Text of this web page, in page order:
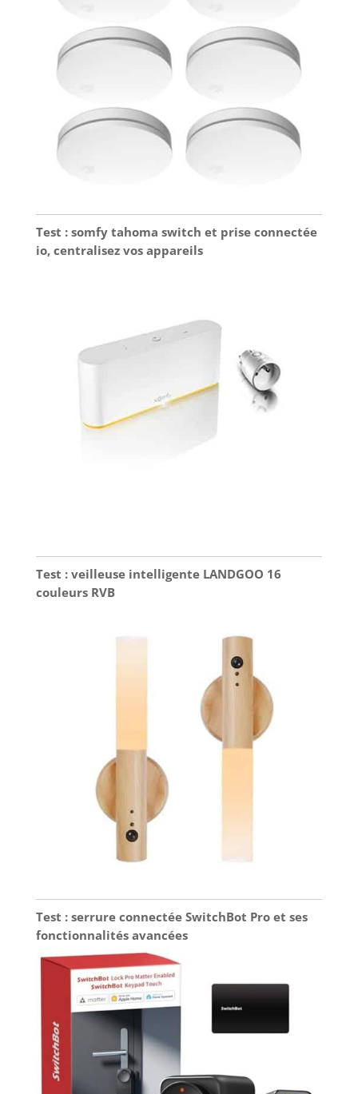
suivra et enregistrera intelligemment la trajectoire
mouvement des personnes ou des animaux à
moins de 5M. Compatible avec Alexa et Google
Home, demandez à Alexa de montrer votre
cuisine, votre salon, ou votre chambre de bébé
Flexible】Vous pouvez enregistrer des vidéos sur
Imou Cloud (30 jours d'essai gratuit avec 7 jours
de cycle pour l'enregistrement) pour vous assurer
de pouvoir lire les vidéo à tout moment. Un seul
clic sur la mode privée de l'App Imou Life pour
Test : somfy tahoma switch et prise connectée
io, centralisez vos appareils
Test : veilleuse intelligente LANDGOO 16
couleurs RVB
Test : serrure connectée SwitchBot Pro et ses
fonctionnalités avancées